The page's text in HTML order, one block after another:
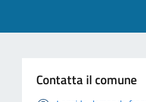
Contatta il comune